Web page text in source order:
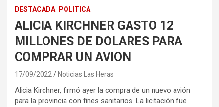
DESTACADA POLITICA
ALICIA KIRCHNER GASTO 12
MILLONES DE DOLARES PARA
COMPRAR UN AVION
17/09/2022 Noticias Las Heras
Alicia Kirchner, firmó ayer la compra de un nuevo avión
para la provincia con fines sanitarios. La licitación fue